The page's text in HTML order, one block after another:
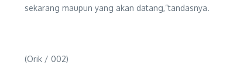
sekarang maupun yang akan datang,”tandasnya.
(Orik / 002)